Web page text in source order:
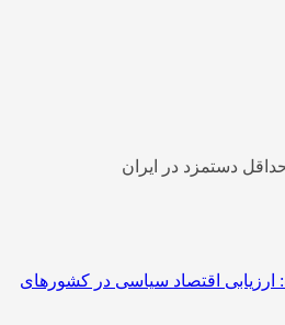
در ایران
اقتصاد سیاسی در کشورهای